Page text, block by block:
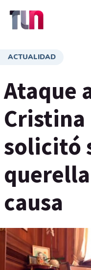
ACTUALIDAD
Ataque
solicitó
causa